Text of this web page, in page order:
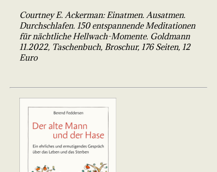
Courtney E. Ackerman: Einatmen. Ausatmen.
Durchschlafen. 150 entspannende Meditationen
für nächtliche Hellwach-Momente. Goldmann
11.2022, Taschenbuch, Broschur, 176 Seiten, 12
Euro